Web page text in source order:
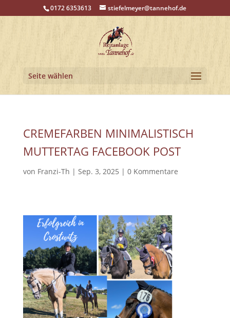
0172 6353613 stiefelmeyer@tannehof.de
Seite wählen
CREMEFARBEN MINIMALISTISCH
MUTTERTAG FACEBOOK POST
von Franzi-Th | Sep. 3, 2025 | 0 Kommentare